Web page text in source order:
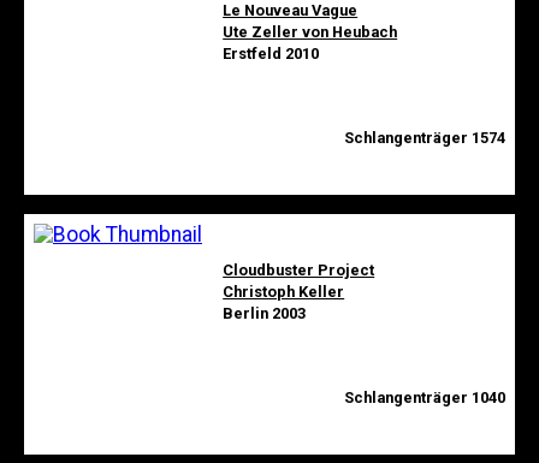
Le Nouveau Vague
Ute Zeller von Heubach
Erstfeld 2010
Schlangenträger 1574
Cloudbuster Project
Christoph Keller
Berlin 2003
Schlangenträger 1040